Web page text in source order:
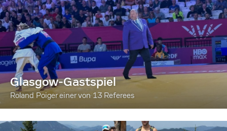
Glasgow-Gastspiel
Roland Poiger einer von 13 Referees